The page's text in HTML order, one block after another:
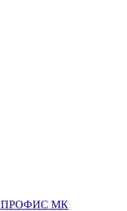
ПРОФИС МК